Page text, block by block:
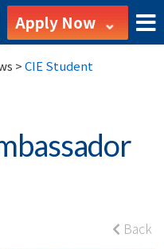
Apply Now
>CIE Student
Back